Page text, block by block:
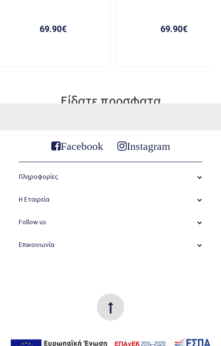
Είδατε προσφατα
Facebook Instagram
Πληροφορίες
Η Εταιρεία
Follow us
Επικοινωνία